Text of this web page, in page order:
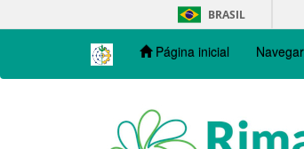
navigation
BRASIL
Página inicial Navegar